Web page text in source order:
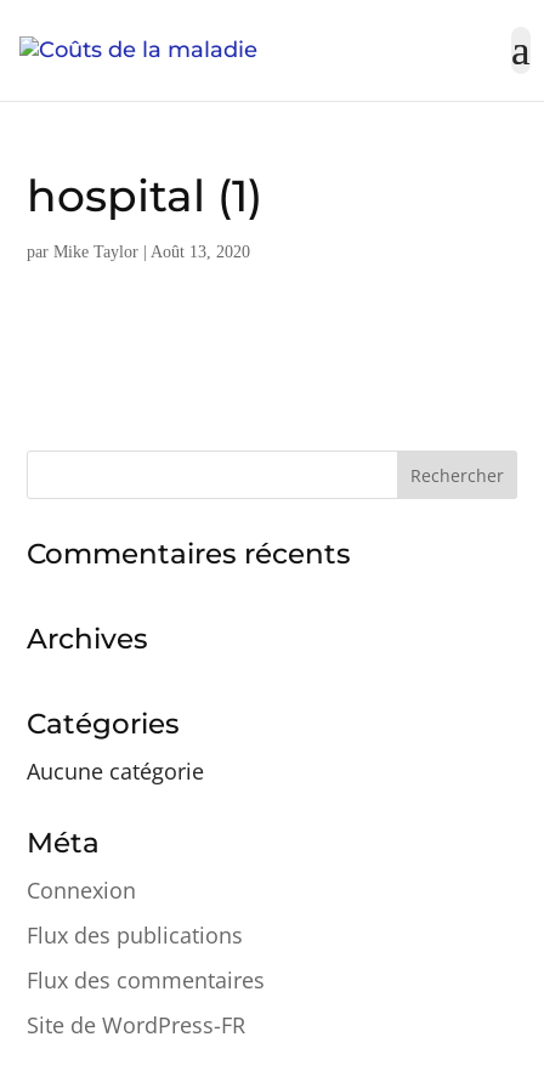
to
content
hospital (1)
parMike Taylor |Août 13, 2020
Commentaires récents
Archives
Catégories
Aucune catégorie
Méta
Connexion
Flux des publications
Flux des commentaires
Site de WordPress-FR